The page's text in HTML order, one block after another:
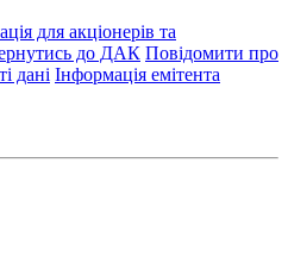
для акціонерів та
до ДАК Повідомити про
дані Інформація емітента